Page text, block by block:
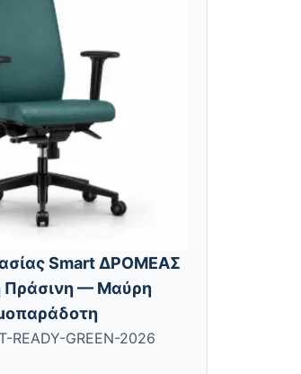
Smart ΔΡΟΜΕΑΣ
Πράσινη — Μαύρη
READY-GREEN-2026